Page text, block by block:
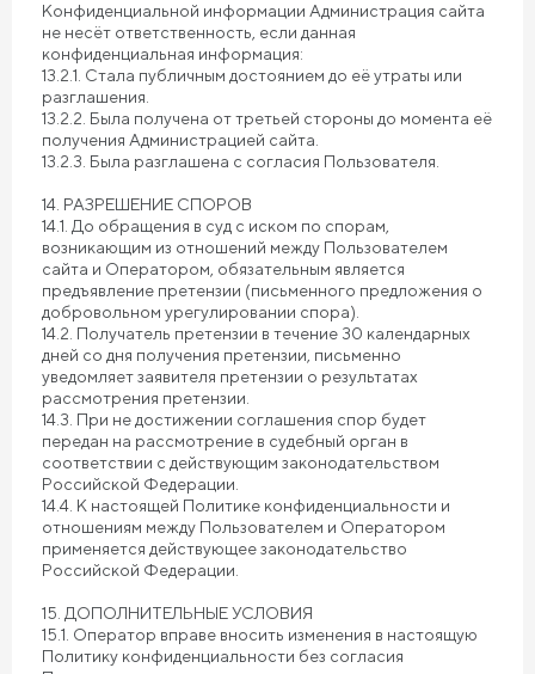
Конфиденциальной информации Администрация сайта
не несёт ответственность, если данная
конфиденциальная информация:
13.2.1. Стала публичным достоянием до её утраты или
разглашения.
13.2.2. Была получена от третьей стороны до момента её
получения Администрацией сайта.
13.2.3. Была разглашена с согласия Пользователя.
14. РАЗРЕШЕНИЕ СПОРОВ
14.1. До обращения в суд с иском по спорам,
возникающим из отношений между Пользователем
сайта и Оператором, обязательным является
предъявление претензии (письменного предложения о
добровольном урегулировании спора).
14.2. Получатель претензии в течение 30 календарных
дней со дня получения претензии, письменно
уведомляет заявителя претензии о результатах
рассмотрения претензии.
14.3. При не достижении соглашения спор будет
передан на рассмотрение в судебный орган в
соответствии с действующим законодательством
Российской Федерации.
14.4. К настоящей Политике конфиденциальности и
отношениям между Пользователем и Оператором
применяется действующее законодательство
Российской Федерации.
15. ДОПОЛНИТЕЛЬНЫЕ УСЛОВИЯ
15.1. Оператор вправе вносить изменения в настоящую
Политику конфиденциальности без согласия